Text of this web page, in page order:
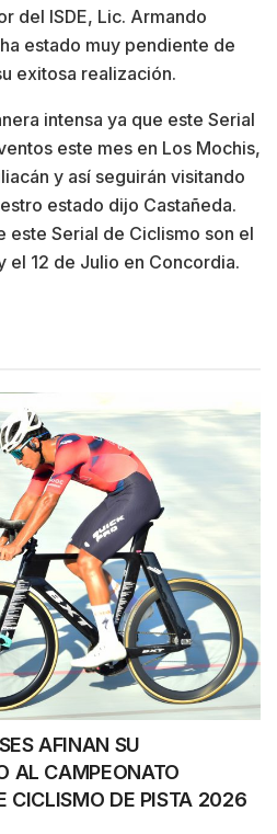
del ISDE, Lic. Armando
estado muy pendiente de
exitosa realización.
intensa ya que este Serial
este mes en Los Mochis,
y así seguirán visitando
estado dijo Castañeda.
este Serial de Ciclismo son el
el 12 de Julio en Concordia.
AFINAN SU
AL CAMPEONATO
CICLISMO DE PISTA 2026